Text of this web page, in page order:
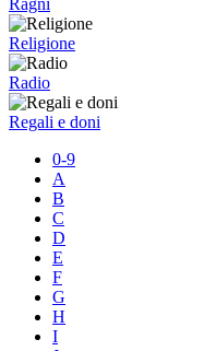
Religione
Radio
Regali e doni
0-9
A
B
C
D
E
F
G
H
I